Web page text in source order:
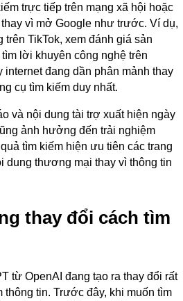
trực tiếp trên mạng xã hội hoặc
vì mở Google như trước. Ví dụ,
TikTok, xem đánh giá sản
lời khuyên công nghệ trên
internet đang dần phân mảnh thay
cụ tìm kiếm duy nhất.
và nội dung tài trợ xuất hiện ngày
ảnh hưởng đến trải nghiệm
tìm kiếm hiện ưu tiên các trang
dung thương mại thay vì thông tin
thay đổi cách tìm
từ OpenAI đang tạo ra thay đổi rất
thông tin. Trước đây, khi muốn tìm